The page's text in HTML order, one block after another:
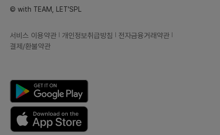
© with TEAM, LET'SPL
서비스 이용약관 개인정보취급방침
전자금융거래약관
결제/환불약관